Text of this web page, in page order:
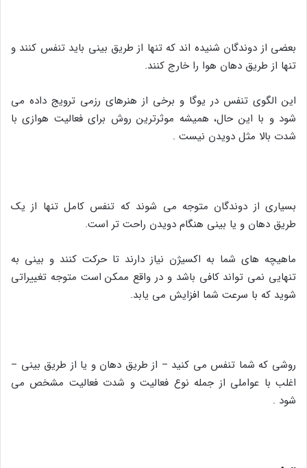
بعضی از دوندگان شنیده اند که تنها از طریق بینی باید تنفس کنند و
تنها از طریق دهان هوا را خارج کنند.
این الگوی تنفس در یوگا و برخی از هنرهای رزمی ترویج داده می
شود و با این حال، همیشه موثرترین روش برای فعالیت هوازی با
شدت بالا مثل دویدن نیست .
بسیاری از دوندگان متوجه می شوند که تنفس کامل تنها از یک
طریق دهان و یا بینی هنگام دویدن راحت تر است.
ماهیچه های شما به اکسیژن نیاز دارند تا حرکت کنند و بینی به
تنهایی نمی تواند کافی باشد و در واقع ممکن است متوجه تغییراتی
شوید که با سرعت شما افزایش می یابد.
روشی که شما تنفس می کنید – از طریق دهان و یا از طریق بینی –
اغلب با عواملی از جمله نوع فعالیت و شدت فعالیت مشخص می
شود .